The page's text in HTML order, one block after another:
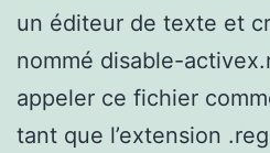
un éditeur de texte et
nommé disable-
appeler ce fichier
tant que l’extension